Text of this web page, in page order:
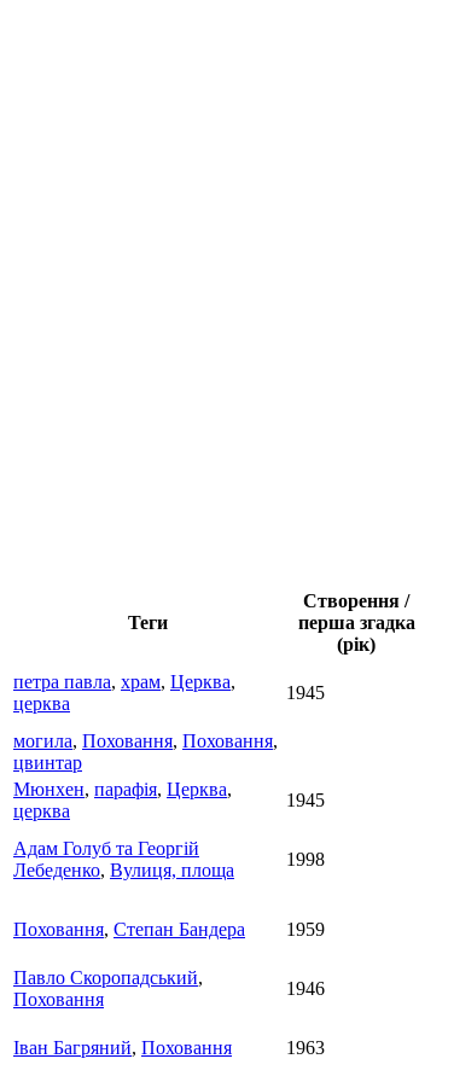
Теги
Створення /
перша згадка
(рік)
петра павла, храм, Церква,
церква
1945
могила, Поховання, Поховання,
цвинтар
Мюнхен, парафія, Церква,
церква
1945
Адам Голуб та Георгiй
Лебеденко, Вулиця, площа
1998
Поховання, Степан Бандера 1959
Павло Скоропадський,
Поховання
1946
Іван Багряний, Поховання 1963